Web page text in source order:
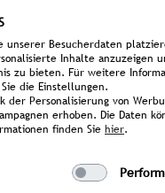
unserer Besucherdaten
Inhalte anzuzeigen
zu bieten. Für weitere
die Einstellungen.
der Personalisierung von
erhoben. Die Daten
finden Sie hier.